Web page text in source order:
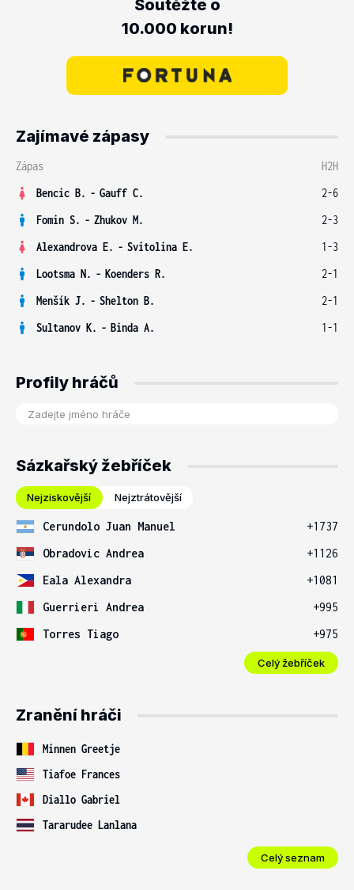
Soutěžte o
10.000 korun!
Zajímavé zápasy
Zápas
H2H
Bencic B. - Gauff C.
2-6
Fomin S. - Zhukov M.
2-3
Alexandrova E. - Svitolina E.
1-3
Lootsma N. - Koenders R.
2-1
Menšík J. - Shelton B.
2-1
Sultanov K. - Binda A. 1-1
Profily hráčů
Sázkařský žebříček
Nejziskovější Nejztrátovější
Cerundolo Juan Manuel
+1737
Obradovic Andrea
+1126
Eala Alexandra
+1081
Guerrieri Andrea
+995
Torres Tiago
+975
Celý žebříček
Zranění hráči
Minnen Greetje
Tiafoe Frances
Diallo Gabriel
Tararudee Lanlana
Celý seznam